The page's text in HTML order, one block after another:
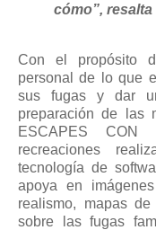
cómo”, resalta
Con el propósito
personal de lo que
sus fugas y dar
preparación de las
ESCAPES CON
recreaciones
tecnología de
apoya en
realismo, mapas
sobre las fugas